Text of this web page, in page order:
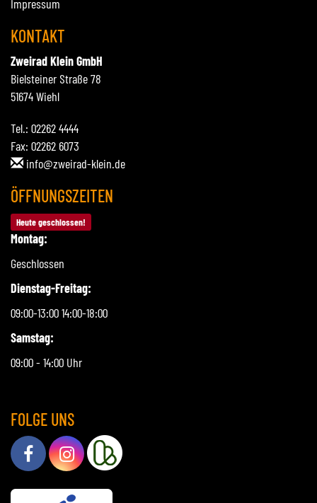
Impressum
KONTAKT
Zweirad Klein GmbH
Bielsteiner Straße 78
51674 Wiehl
Tel.: 02262 4444
Fax: 02262 6073
info@zweirad-klein.de
ÖFFNUNGSZEITEN
Heute geschlossen!
Montag:
Geschlossen
Dienstag-Freitag:
09:00-13:00 14:00-18:00
Samstag:
09:00 - 14:00 Uhr
FOLGE UNS